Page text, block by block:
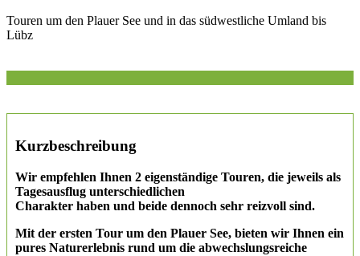
Touren um den Plauer See und in das südwestliche Umland bis
Lübz
Kurzbeschreibung
Wir empfehlen Ihnen 2 eigenständige Touren, die jeweils als
Tagesausflug unterschiedlichen
Charakter haben und beide dennoch sehr reizvoll sind.
Mit der ersten Tour um den Plauer See, bieten wir Ihnen ein
pures Naturerlebnis rund um die abwechslungsreiche